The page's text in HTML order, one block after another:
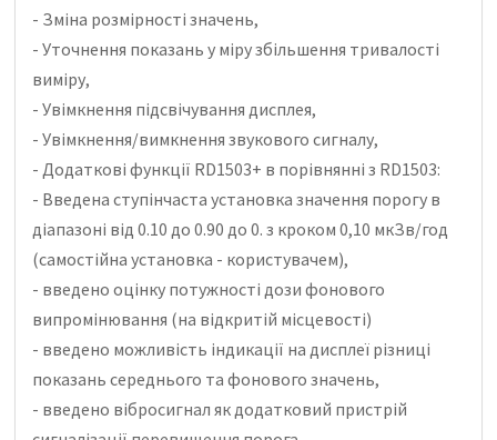
- Зміна розмірності значень,
- Уточнення показань у міру збільшення тривалості
виміру,
- Увімкнення підсвічування дисплея,
- Увімкнення/вимкнення звукового сигналу,
- Додаткові функції RD1503+ в порівнянні з RD1503:
- Введена ступінчаста установка значення порогу в
діапазоні від 0.10 до 0.90 до 0. з кроком 0,10 мкЗв/год
(самостійна установка - користувачем),
- введено оцінку потужності дози фонового
випромінювання (на відкритій місцевості)
- введено можливість індикації на дисплеї різниці
показань середнього та фонового значень,
- введено вібросигнал як додатковий пристрій